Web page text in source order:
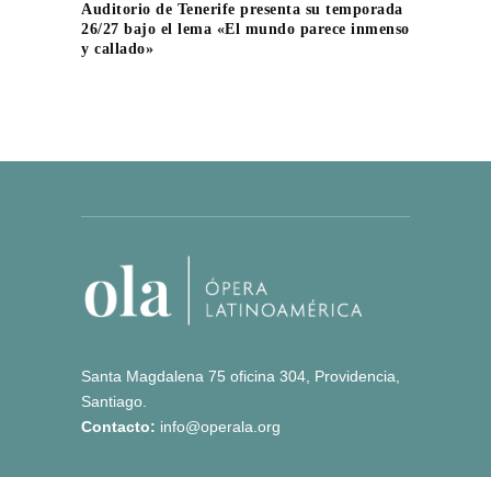
Auditorio de Tenerife presenta su temporada
26/27 bajo el lema «El mundo parece inmenso
y callado»
Santa Magdalena 75 oficina 304, Providencia,
Santiago.
Contacto: info@operala.org